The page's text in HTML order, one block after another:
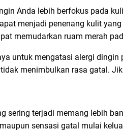
Anda lebih berfokus pada
menjadi penenang kulit
memudarkan ruam merah
untuk mengatasi alergi
menimbulkan rasa gatal.
sering terjadi memang lebih
sensasi gatal mulai